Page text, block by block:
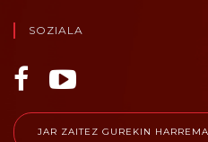
SOZIALA
JAR ZAITEZ GUREKIN